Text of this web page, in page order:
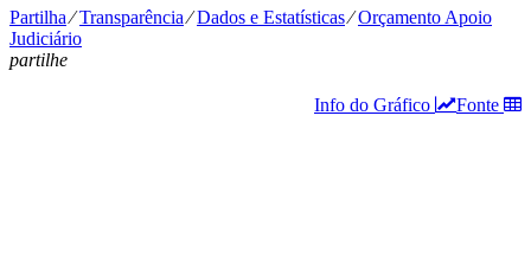
Partilha⁄Transparência⁄Dados e Estatísticas⁄Orçamento Apoio
Judiciário
partilhe
Fonte
Info do Gráfico